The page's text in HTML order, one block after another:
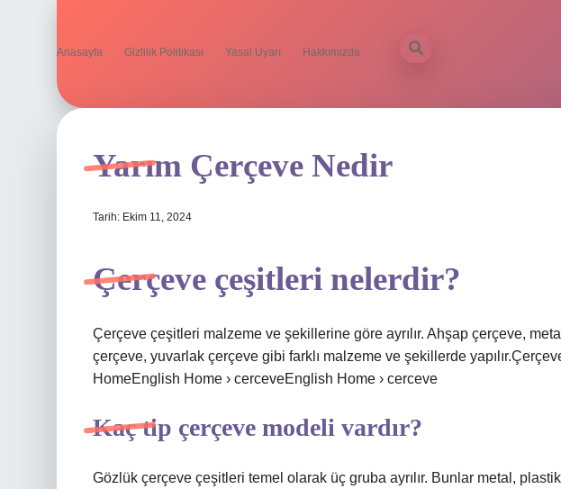
Anasayfa Gizlilik Politikası Yasal Uyarı Hakkımızda
Yarım Çerçeve Nedir
Tarih: Ekim 11, 2024
Çerçeve çeşitleri nelerdir?
Çerçeve çeşitleri malzeme ve şekillerine göre ayrılır. Ahşap çerçeve,
çerçeve, yuvarlak çerçeve gibi farklı malzeme ve şekillerde
HomeEnglish Home › cerceveEnglish Home › cerceve
Kaç tip çerçeve modeli vardır?
Gözlük çerçeve çeşitleri temel olarak üç gruba ayrılır. Bunlar metal,